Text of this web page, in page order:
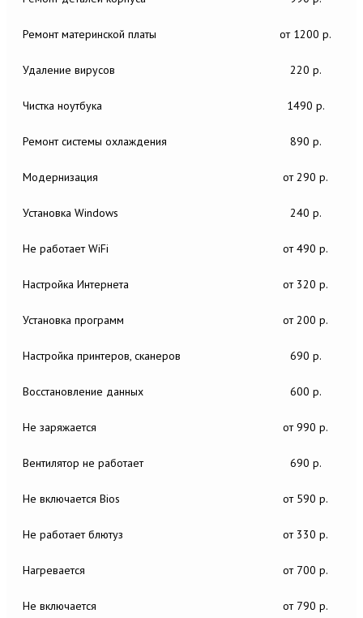
Ремонт материнской платы от 1200 р.
Удаление вирусов 220 р.
Чистка ноутбука 1490 р.
Ремонт системы охлаждения 890 р.
Модернизация от 290 р.
Установка Windows 240 р.
Не работает WiFi от 490 р.
Настройка Интернета от 320 р.
Установка программ от 200 р.
Настройка принтеров, сканеров 690 р.
Восстановление данных 600 р.
Не заряжается от 990 р.
Вентилятор не работает 690 р.
Не включается Bios от 590 р.
Не работает блютуз от 330 р.
Нагревается от 700 р.
Не включается от 790 р.